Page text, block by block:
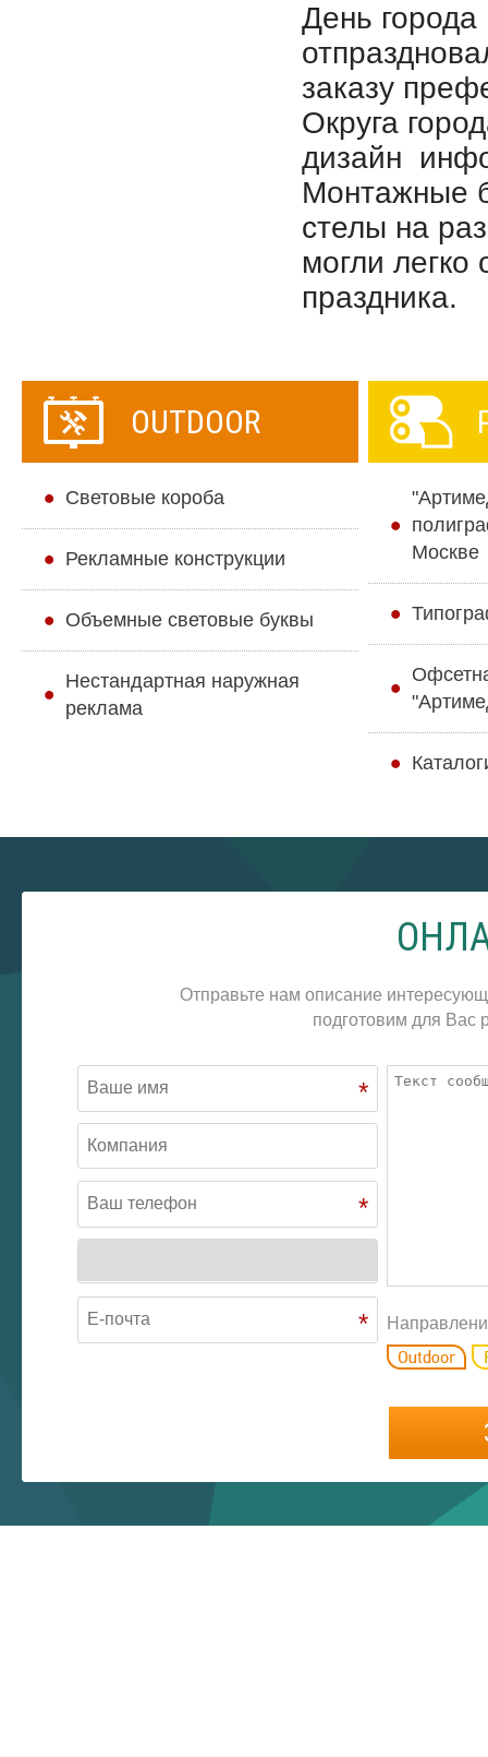
День
заказу
Округа
дизайн
Монтажные
стелы на
могли легко
праздника.
OUTDOOR
Cветовые короба
Рекламные конструкции
Объемные световые буквы
Нестандартная наружная
реклама
Москве
Отправьте нам описание
подготовим для Вас
*
*
*